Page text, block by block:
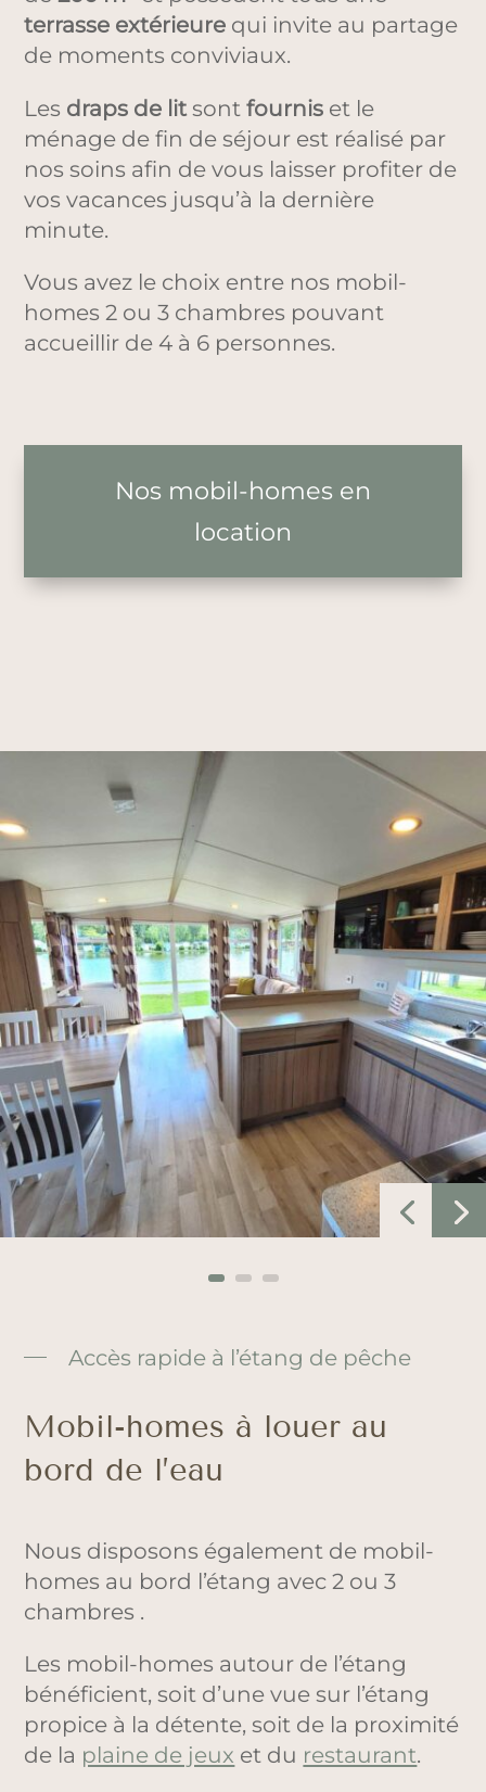
terrasse extérieure qui invite au partage
de moments conviviaux.
Les draps de litsontfournis et le
ménage de fin de séjour est réalisé par
nos soins afin de vous laisser profiter de
vos vacances jusqu’à la dernière
minute.
Vous avez le choix entre nos mobil-
homes 2 ou 3 chambres pouvant
accueillir de 4 à 6 personnes.
Nos mobil-homes en
location
Accès rapide à l’étang de pêche
Mobil-homes à louer au
bord de l’eau
Nous disposons également de mobil-
homes au bord l’étang avec 2 ou 3
chambres .
Les mobil-homes autour de l’étang
bénéficient, soit d’une vue sur l’étang
propice à la détente, soit de la proximité
de la plaine de jeux et du restaurant.